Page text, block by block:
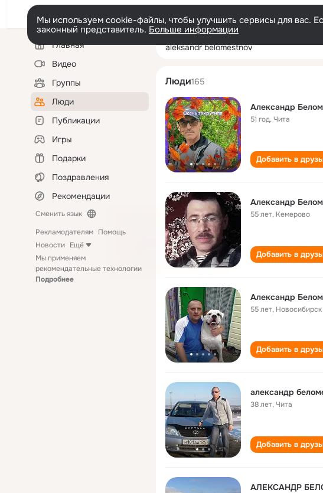
Мы используем cookie-файлы, чтобы улучшить сервисы для вас.
законный представитель. Больше информации
Левая
колонкаГлавная
Видео
Группы
Люди
Публикации
Игры
Подарки
Поздравления
Рекомендации
Сменить язык
Рекламодателям Помощь
Новости Ещё
Мы применяем
рекомендательные технологии
Подробнее
aleksandr belomestnov
Люди165
Александр
51 год,Чита
Добавить в
Александр
55 лет, Кемерово
Добавить в
Александр
55 лет, Новосибирск
Добавить в
александр
38 лет,Чита
Добавить в
АЛЕКСАНДР